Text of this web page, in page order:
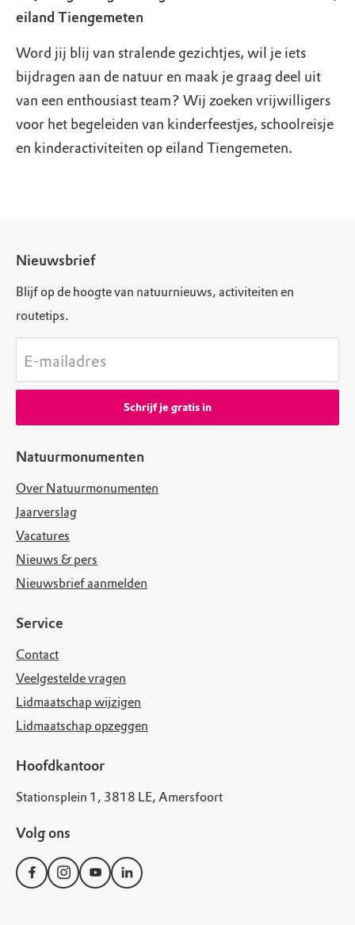
eiland Tiengemeten
Word jij blij van stralende gezichtjes, wil je iets
bijdragen aan de natuur en maak je graag deel uit
van een enthousiast team? Wij zoeken vrijwilligers
voor het begeleiden van kinderfeestjes, schoolreisje
en kinderactiviteiten op eiland Tiengemeten.
Natuurmonumenten
Over Natuurmonumenten
Jaarverslag
Vacatures
Nieuws & pers
Nieuwsbrief aanmelden
Service
Contact
Veelgestelde vragen
Lidmaatschap wijzigen
Lidmaatschap opzeggen
Hoofdkantoor
Stationsplein 1, 3818 LE, Amersfoort
Volg ons
Nieuwsbrief
Blijf op de hoogte van natuurnieuws, activiteiten en
routetips.
E-mailadres
Schrijf je gratis in